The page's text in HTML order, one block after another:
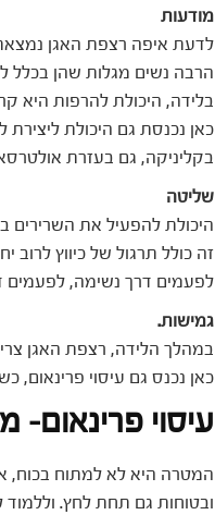
מודעות
לדעת איפה רצפת האגן
הרבה נשים מגלות שהן בכלל
בלידה, היכולת להרפות היא
כאן נכנסת גם היכולת ליצירת
בקליניקה, גם בעזרת
שליטה
היכולת להפעיל את השרירים
זה כולל תרגול של כיווץ
לפעמים דרך נשימה, לפעמים
גמישות.
במהלך הלידה, רצפת האגן
כאן נכנס גם עיסוי פרינאום,
עיסוי
המטרה היא לא למתוח בכוח,
ובטוחות גם תחת לחץ.